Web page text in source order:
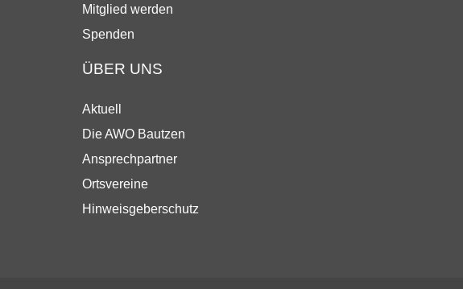
Mitglied werden
Spenden
ÜBER UNS
Aktuell
Die AWO Bautzen
Ansprechpartner
Ortsvereine
Hinweisgeberschutz